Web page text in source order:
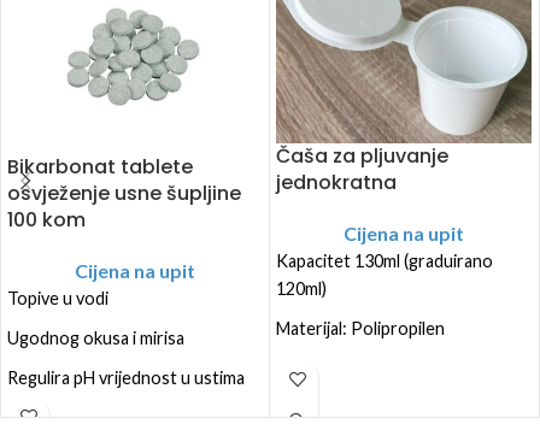
Bikarbonat tablete
osvježenje usne šupljine
100 kom
Cijena na upit
Topive u vodi
Ugodnog okusa i mirisa
Regulira pH vrijednost u ustima
Čaša za pljuvanje
jednokratna
Cijena na upit
Kapacitet 130ml (graduirano
120ml)
Materijal: Polipropilen
Sa integriranim poklopcem